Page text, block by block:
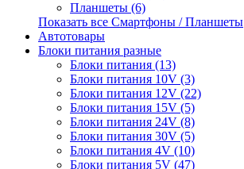
Планшеты (6)
Показать все Смартфоны / Планшеты
Автотовары
Блоки питания разные
Блоки питания (13)
Блоки питания 10V (3)
Блоки питания 12V (22)
Блоки питания 15V (5)
Блоки питания 24V (8)
Блоки питания 30V (5)
Блоки питания 4V (10)
Блоки питания 5V (47)